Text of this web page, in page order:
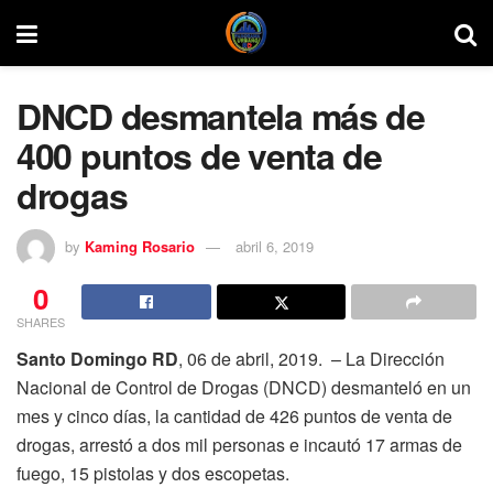
DNCD desmantela más de
400 puntos de venta de
drogas
by Kaming Rosario abril 6, 2019
0
SHARES
Santo Domingo RD, 06 de abril, 2019. – La Dirección
Nacional de Control de Drogas (DNCD) desmanteló en un
mes y cinco días, la cantidad de 426 puntos de venta de
drogas, arrestó a dos mil personas e incautó 17 armas de
fuego, 15 pistolas y dos escopetas.